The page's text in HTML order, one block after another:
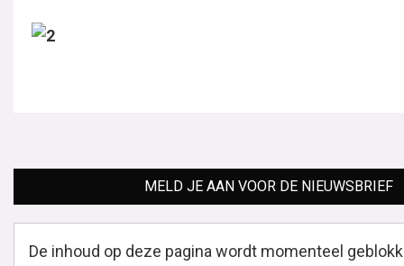
MELD JE AAN VOOR DE NIEUWSBRIEF
De inhoud op deze pagina wordt momenteel